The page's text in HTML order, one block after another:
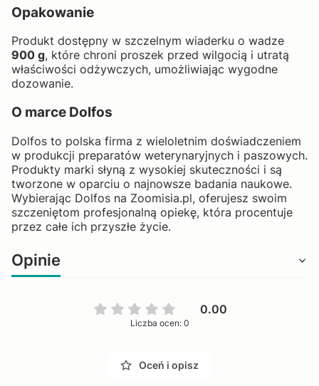
Opakowanie
Produkt dostępny w szczelnym wiaderku o wadze
900 g, które chroni proszek przed wilgocią i utratą
właściwości odżywczych, umożliwiając wygodne
dozowanie.
O marce Dolfos
Dolfos to polska firma z wieloletnim doświadczeniem
w produkcji preparatów weterynaryjnych i paszowych.
Produkty marki słyną z wysokiej skuteczności i są
tworzone w oparciu o najnowsze badania naukowe.
Wybierając Dolfos na Zoomisia.pl, oferujesz swoim
szczeniętom profesjonalną opiekę, która procentuje
przez całe ich przyszłe życie.
Opinie
0.00
Liczba ocen: 0
Oceń i opisz